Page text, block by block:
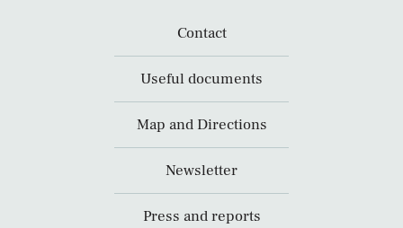
Contact
Useful documents
Map and Directions
Newsletter
Press and reports